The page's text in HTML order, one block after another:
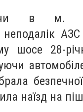
в м.
неподалік
шосе 28-
наїзд на